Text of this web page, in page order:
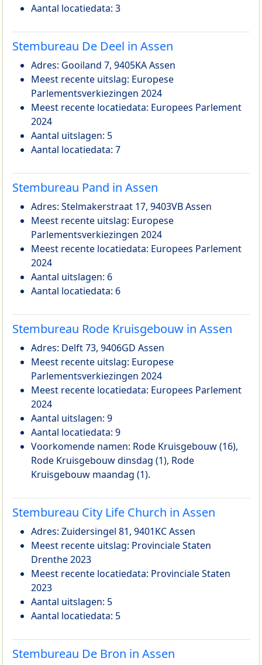
Aantal locatiedata: 3
Stembureau De Deel in Assen
Adres: Gooiland 7, 9405KA Assen
Meest recente uitslag: Europese
Parlementsverkiezingen 2024
Meest recente locatiedata: Europees Parlement
2024
Aantal uitslagen: 5
Aantal locatiedata: 7
Stembureau Pand in Assen
Adres: Stelmakerstraat 17, 9403VB Assen
Meest recente uitslag: Europese
Parlementsverkiezingen 2024
Meest recente locatiedata: Europees Parlement
2024
Aantal uitslagen: 6
Aantal locatiedata: 6
Stembureau Rode Kruisgebouw in Assen
Adres: Delft 73, 9406GD Assen
Meest recente uitslag: Europese
Parlementsverkiezingen 2024
Meest recente locatiedata: Europees Parlement
2024
Aantal uitslagen: 9
Aantal locatiedata: 9
Voorkomende namen: Rode Kruisgebouw (16),
Rode Kruisgebouw dinsdag (1), Rode
Kruisgebouw maandag (1).
Stembureau City Life Church in Assen
Adres: Zuidersingel 81, 9401KC Assen
Meest recente uitslag: Provinciale Staten
Drenthe 2023
Meest recente locatiedata: Provinciale Staten
2023
Aantal uitslagen: 5
Aantal locatiedata: 5
Stembureau De Bron in Assen